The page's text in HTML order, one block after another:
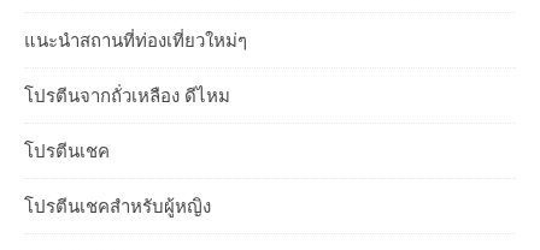
แนะนำสถานที่ท่องเที่ยวใหม่ๆ
โปรตีนจากถั่วเหลือง ดีไหม
โปรตีนเชค
โปรตีนเชคสำหรับผู้หญิง